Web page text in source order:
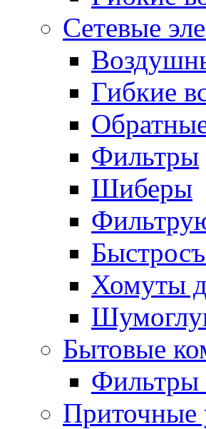
Сетевые
Гибкие
Фильтры
Шиберы
Хомуты
Бытовые
Фильтры
Приточные